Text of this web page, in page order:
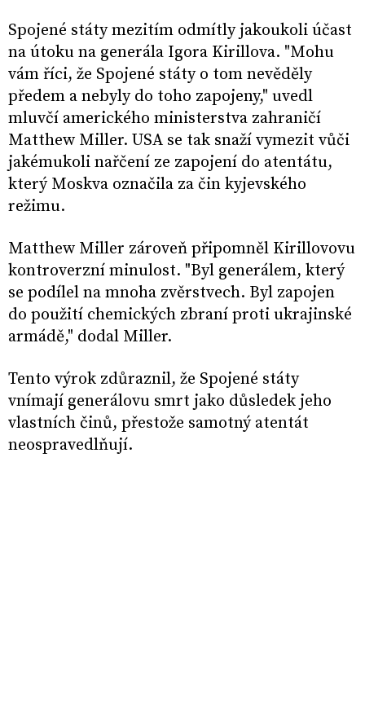
Spojené státy mezitím odmítly jakoukoli účast
na útoku na generála Igora Kirillova. "Mohu
vám říci, že Spojené státy o tom nevěděly
předem a nebyly do toho zapojeny," uvedl
mluvčí amerického ministerstva zahraničí
Matthew Miller. USA se tak snaží vymezit vůči
jakémukoli nařčení ze zapojení do atentátu,
který Moskva označila za čin kyjevského
režimu.
Matthew Miller zároveň připomněl Kirillovovu
kontroverzní minulost. "Byl generálem, který
se podílel na mnoha zvěrstvech. Byl zapojen
do použití chemických zbraní proti ukrajinské
armádě," dodal Miller.
Tento výrok zdůraznil, že Spojené státy
vnímají generálovu smrt jako důsledek jeho
vlastních činů, přestože samotný atentát
neospravedlňují.